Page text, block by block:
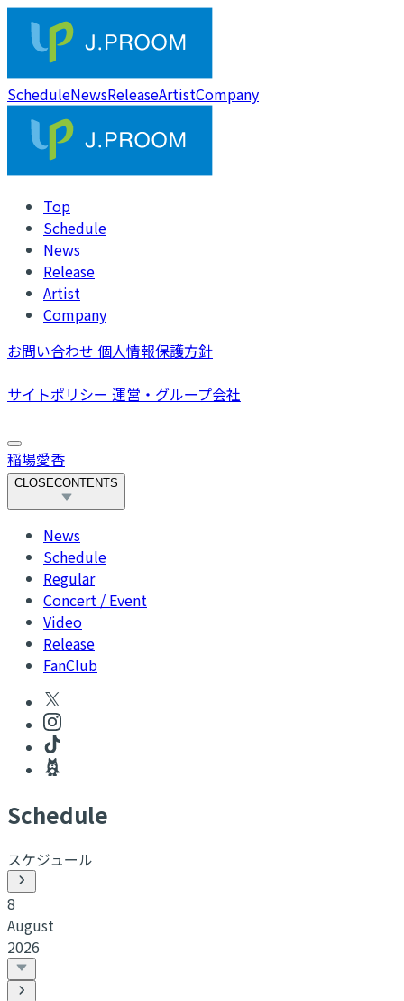
ScheduleNewsReleaseArtistCompany
Top
Schedule
News
Release
Artist
Company
お問い合わせ 個人情報保護方針
サイトポリシー 運営・グループ会社
稲場愛香
CLOSECONTENTS
News
Schedule
Regular
Concert / Event
Video
Release
FanClub
Schedule
スケジュール
8
August
2026